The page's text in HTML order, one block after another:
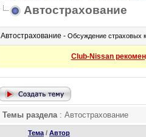
Автострахование
Автострахование - Обсуждение страховых
Club-Nissan
Темы раздела: Автострахование
Тема / Автор